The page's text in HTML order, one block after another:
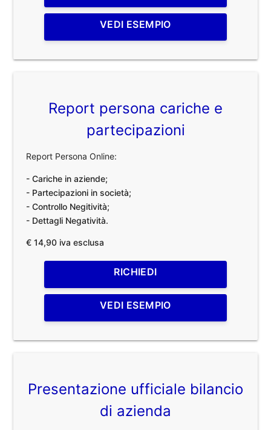
VEDI ESEMPIO
Report persona cariche e
partecipazioni
Report Persona Online:
- Cariche in aziende;
- Partecipazioni in società;
- Controllo Negitività;
- Dettagli Negatività.
€ 14,90 iva esclusa
RICHIEDI
VEDI ESEMPIO
Presentazione ufficiale bilancio
di azienda